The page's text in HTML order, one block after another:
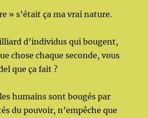
» s’était ça ma vrai nature.
d’individus qui bougent,
chose chaque seconde, vous
que ça fait ?
humains sont bougés par
du pouvoir, n’empêche que